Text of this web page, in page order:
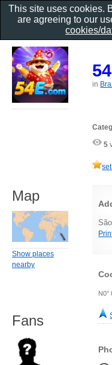
in
5
N0°
Map
Show places
nearby
Fans
This site uses cookies.
are agreeing to our
cookies/